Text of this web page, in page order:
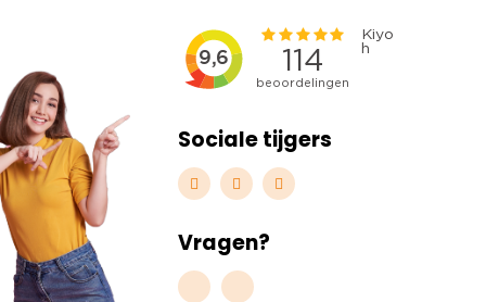
Sociale tijgers
Vragen?